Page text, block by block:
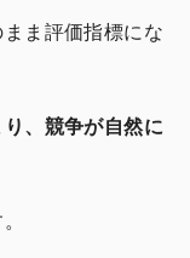
ま評価指標にな
、競争が自然に